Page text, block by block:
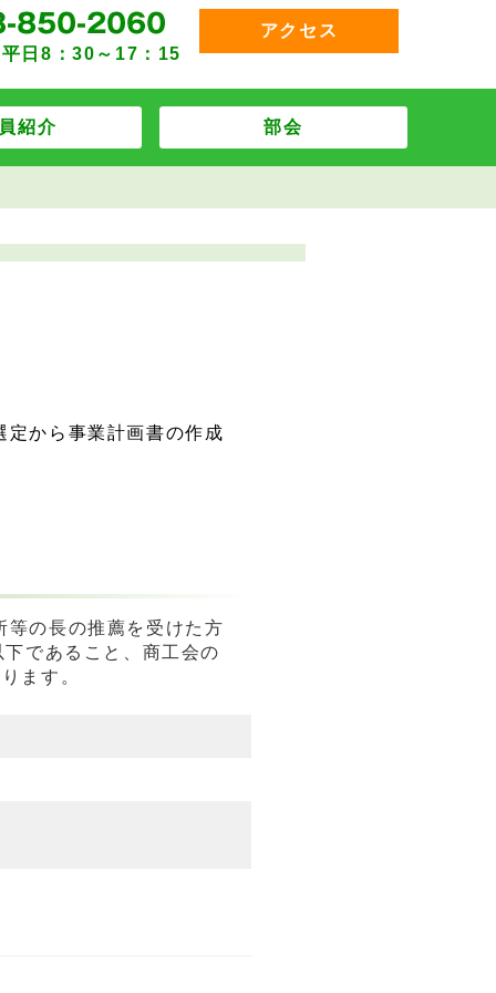
日8：30～17：15
アクセス
紹介 部会
定から事業計画書の作成
等の長の推薦を受けた方
であること、商工会の
ます。